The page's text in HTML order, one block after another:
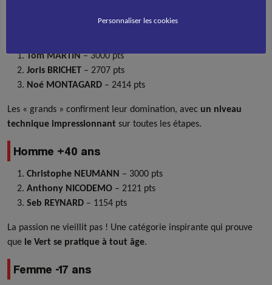
Tom MARTIN– 3000 pts
Joris BRICHET – 2707 pts
Noé MONTAGARD – 2414 pts
Les « grands » confirment leur domination, avec un niveau
technique impressionnant sur toutes les étapes.
Homme +40 ans
Christophe NEUMANN – 3000 pts
Anthony NICODEMO – 2121 pts
Seb REYNARD – 1154 pts
La passion ne vieillit pas ! Une catégorie inspirante qui prouve
que le Vert se pratique à tout âge.
Femme -17 ans
Personnaliser les cookies